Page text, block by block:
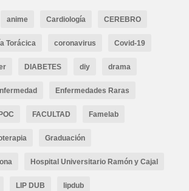
anime Cardiología CEREBRO
Torácica coronavirus Covid-19
DIABETES diy drama
Enfermedades Raras
FACULTAD Famelab
Graduación
Hospital Universitario Ramón y Cajal
LIP DUB lipdub